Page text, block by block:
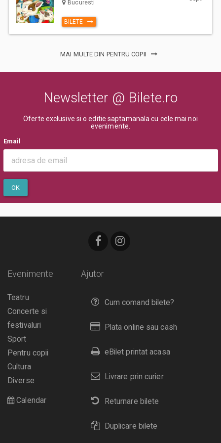
Bucuresti
BILETE
MAI MULTE DIN PENTRU COPII
Newsletter @ Bilete.ro
Oferte exclusive si o editie saptamanala cu cele mai noi
evenimente.
Email
OK
Ajutor
Cum comand bilete?
Plata online sau cash
eBilet printat acasa
Livrare prin curier
Returnare bilete
Duplicare bilete
Evenimente
Teatru
Concerte si
festivaluri
Sport
Pentru copii
Cultura
Diverse
Calendar